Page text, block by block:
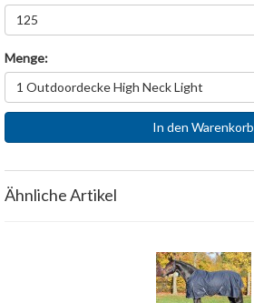
125
Menge:
1 Outdoordecke High Neck Light
In den Warenkorb
Ähnliche Artikel